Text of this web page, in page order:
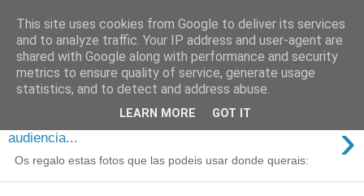
Está de pinga
3/8/26
Agradecimientos a Ares por su
audiencia...
›
Os regalo estas fotos que las podeis usar donde querais:
This site uses cookies from Google to deliver its services
and to analyze traffic. Your IP address and user-agent are
shared with Google along with performance and security
metrics to ensure quality of service, generate usage
statistics, and to detect and address abuse.
LEARN MORE GOT IT